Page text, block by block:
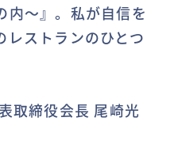
内～』。私が自信を
レストランのひとつ
取締役会長 尾崎光